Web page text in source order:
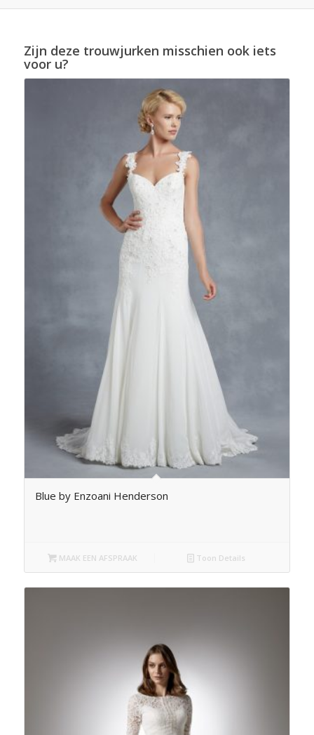
Zijn deze trouwjurken misschien ook iets
voor u?
Blue by Enzoani Henderson
MAAK EEN AFSPRAAK Toon Details